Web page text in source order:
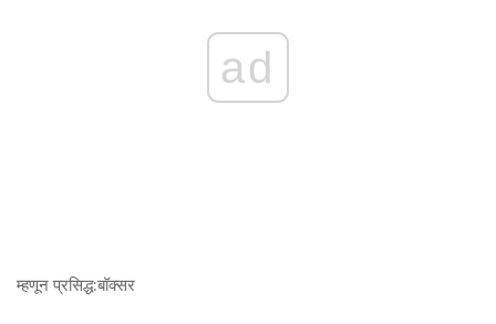
ad
म्हणून प्रसिद्ध:बॉक्सर